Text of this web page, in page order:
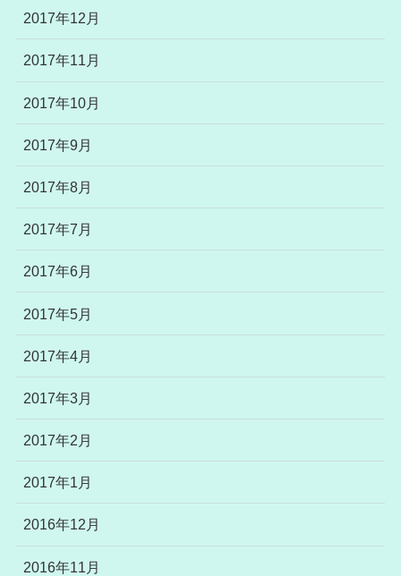
2017年12月
2017年11月
2017年10月
2017年9月
2017年8月
2017年7月
2017年6月
2017年5月
2017年4月
2017年3月
2017年2月
2017年1月
2016年12月
2016年11月